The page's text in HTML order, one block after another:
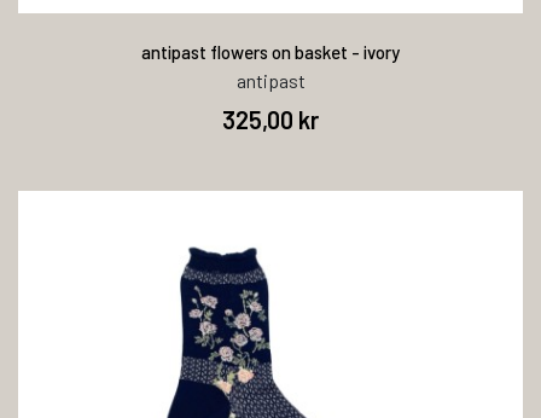
antipast flowers on basket - ivory
antipast
325,00 kr